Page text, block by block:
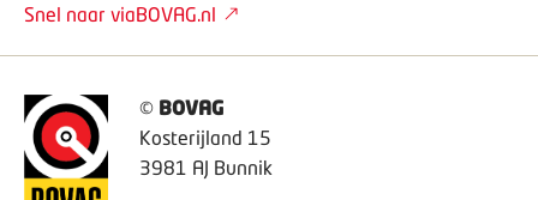
© BOVAG
Kosterijland 15
3981 AJ Bunnik
Snel naar viaBOVAG.nl